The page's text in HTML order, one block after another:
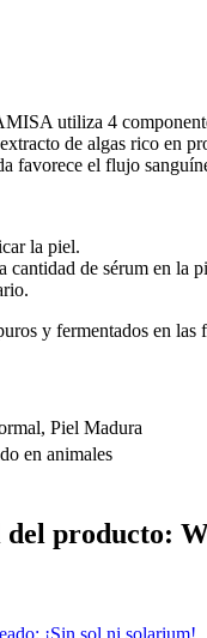
utiliza 4
de algas rico en
favorece el flujo
la piel.
cantidad de sérum en la
y fermentados en las
Piel Madura
en animales
del producto:
¡Sin sol ni solarium!